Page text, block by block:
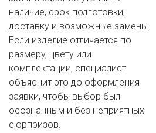
ВАШЕ ИМЯ
наличие, срок подготовки,
доставку и возможные замены.
Если изделие отличается по
размеру, цвету или
комплектации, специалист
объяснит это до оформления
заявки, чтобы выбор был
осознанным и без неприятных
сюрпризов.